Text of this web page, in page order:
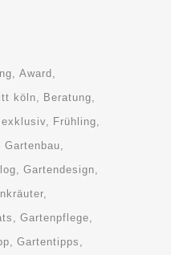
Award
köln
Beratung
exklusiv
Frühling
Gartenbau
Gartendesign
Gartenpflege
Gartentipps